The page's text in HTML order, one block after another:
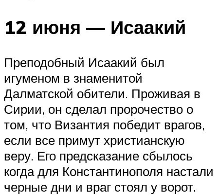
12 июня — Исаакий
Преподобный Исаакий был
игуменом в знаменитой
Далматской обители. Проживая в
Сирии, он сделал пророчество о
том, что Византия победит врагов,
если все примут христианскую
веру. Его предсказание сбылось
когда для Константинополя настали
черные дни и враг стоял у ворот.